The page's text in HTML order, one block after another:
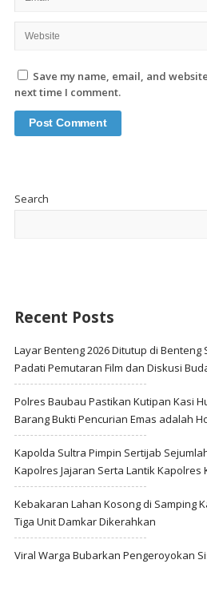
Save my name, email, and
next time I comment.
Search
Recent Posts
Layar Benteng 2026 Ditutup di Benteng
Padati Pemutaran Film dan Diskusi
Polres Baubau Pastikan Kutipan Kasi
Barang Bukti Pencurian Emas adalah
Kapolda Sultra Pimpin Sertijab
Kapolres Jajaran Serta Lantik Kapolres
Kebakaran Lahan Kosong di Samping
Tiga Unit Damkar Dikerahkan
Viral Warga Bubarkan Pengeroyokan